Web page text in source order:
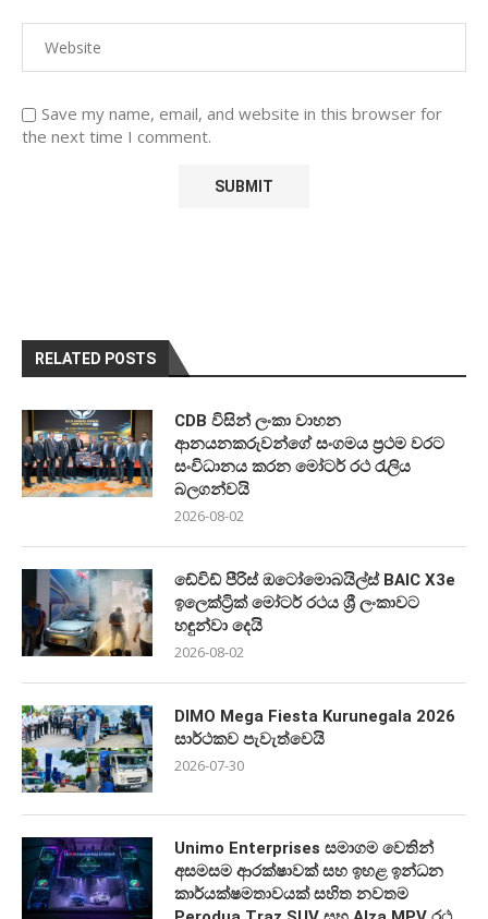
Save my name, email, and website in this browser for
the next time I comment.
RELATED POSTS
CDB විසින් ලංකා වාහන
ආනයනකරුවන්ගේ සංගමය ප්‍රථම වරට
සංවිධානය කරන මෝටර් රථ රැලිය
බලගන්වයි
2026-08-02
ඩේවිඩ් පීරිස් ඔටෝමොබයිල්ස් BAIC X3e
ඉලෙක්ට්‍රික් මෝටර් රථය ශ්‍රී ලංකාවට
හඳුන්වා දෙයි
2026-08-02
DIMO Mega Fiesta Kurunegala 2026
සාර්ථකව පැවැත්වෙයි
2026-07-30
Unimo Enterprises සමාගම වෙතින්
අසමසම ආරක්ෂාවක් සහ ඉහළ ඉන්ධන
කාර්යක්ෂමතාවයක් සහිත නවතම